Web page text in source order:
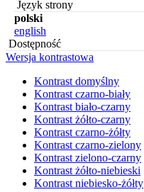
Język strony
polski
english
Dostępność
Wersja kontrastowa
Kontrast domyślny
Kontrast czarno-biały
Kontrast biało-czarny
Kontrast żółto-czarny
Kontrast czarno-żółty
Kontrast czarno-zielony
Kontrast zielono-czarny
Kontrast żółto-niebieski
Kontrast niebiesko-żółty